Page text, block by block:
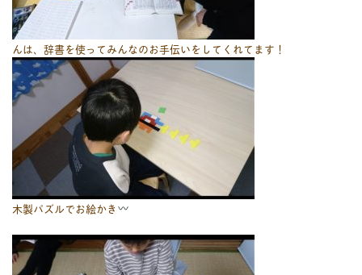
んは、辞書を使ってみんなのお手伝いをしてくれてます！
木製パズルでお絵かき